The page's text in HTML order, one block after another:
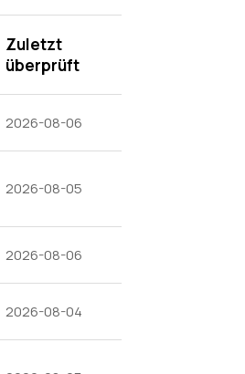
Zuletzt
überprüft
2026-08-06
2026-08-05
2026-08-06
2026-08-04